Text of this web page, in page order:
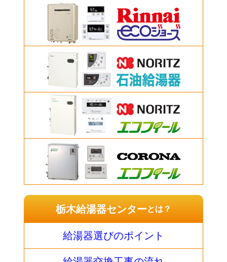
栃木給湯器センターとは？
給湯器選びのポイント